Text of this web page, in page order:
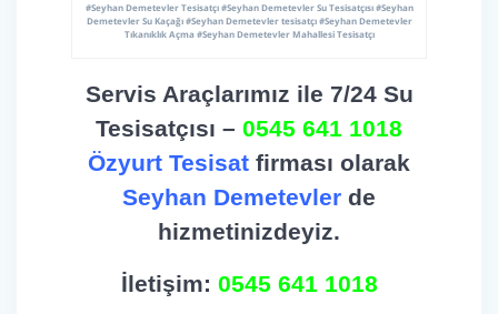
#Seyhan Demetevler Tesisatçı #Seyhan Demetevler Su Tesisatçısı #Seyhan
Demetevler Su Kaçağı #Seyhan Demetevler tesisatçı #Seyhan Demetevler
Tıkanıklık Açma #Seyhan Demetevler Mahallesi Tesisatçı
Servis Araçlarımız ile 7/24 Su
Tesisatçısı – 0545 641 1018
Özyurt Tesisat firması olarak
Seyhan Demetevler de
hizmetinizdeyiz.
İletişim: 0545 641 1018